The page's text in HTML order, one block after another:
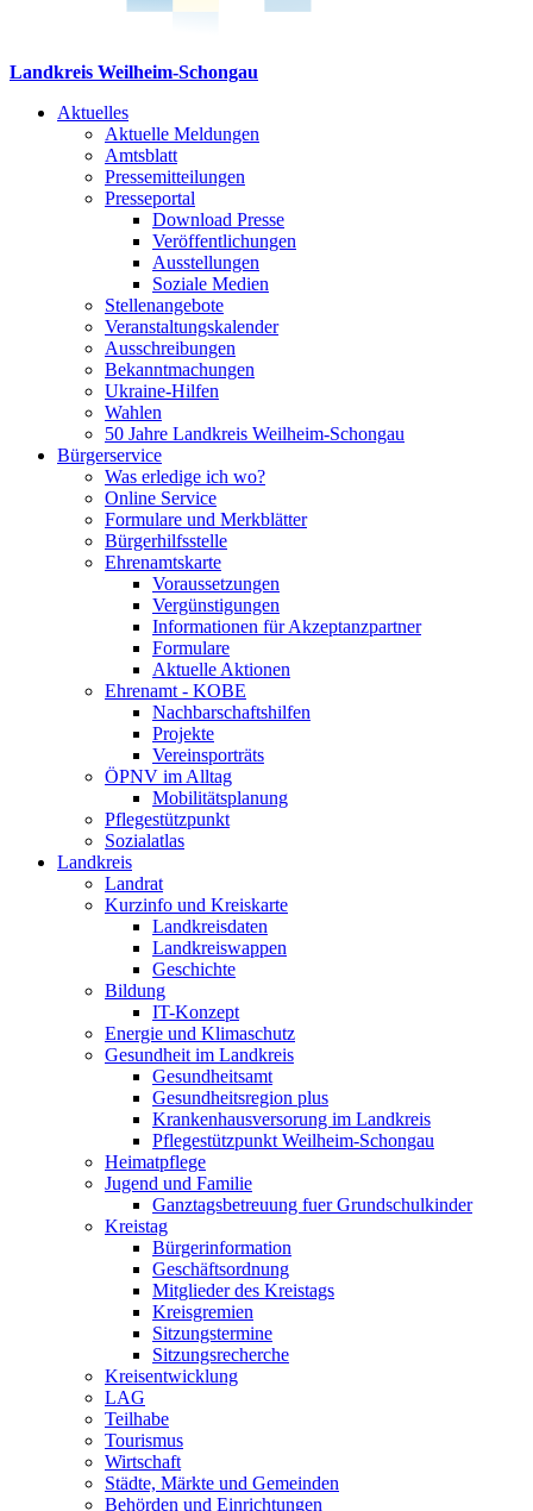
Landkreis Weilheim-Schongau
Aktuelles
Aktuelle Meldungen
Amtsblatt
Pressemitteilungen
Presseportal
Download Presse
Veröffentlichungen
Ausstellungen
Soziale Medien
Stellenangebote
Veranstaltungskalender
Ausschreibungen
Bekanntmachungen
Ukraine-Hilfen
Wahlen
50 Jahre Landkreis Weilheim-Schongau
Bürgerservice
Was erledige ich wo?
Online Service
Formulare und Merkblätter
Bürgerhilfsstelle
Ehrenamtskarte
Voraussetzungen
Vergünstigungen
Informationen für Akzeptanzpartner
Formulare
Aktuelle Aktionen
Ehrenamt - KOBE
Nachbarschaftshilfen
Projekte
Vereinsporträts
ÖPNV im Alltag
Mobilitätsplanung
Pflegestützpunkt
Sozialatlas
Landkreis
Landrat
Kurzinfo und Kreiskarte
Landkreisdaten
Landkreiswappen
Geschichte
Bildung
IT-Konzept
Energie und Klimaschutz
Gesundheit im Landkreis
Gesundheitsamt
Gesundheitsregion plus
Krankenhausversorung im Landkreis
Pflegestützpunkt Weilheim-Schongau
Heimatpflege
Jugend und Familie
Ganztagsbetreuung fuer Grundschulkinder
Kreistag
Bürgerinformation
Geschäftsordnung
Mitglieder des Kreistags
Kreisgremien
Sitzungstermine
Sitzungsrecherche
Kreisentwicklung
LAG
Teilhabe
Tourismus
Wirtschaft
Städte, Märkte und Gemeinden
Behörden und Einrichtungen